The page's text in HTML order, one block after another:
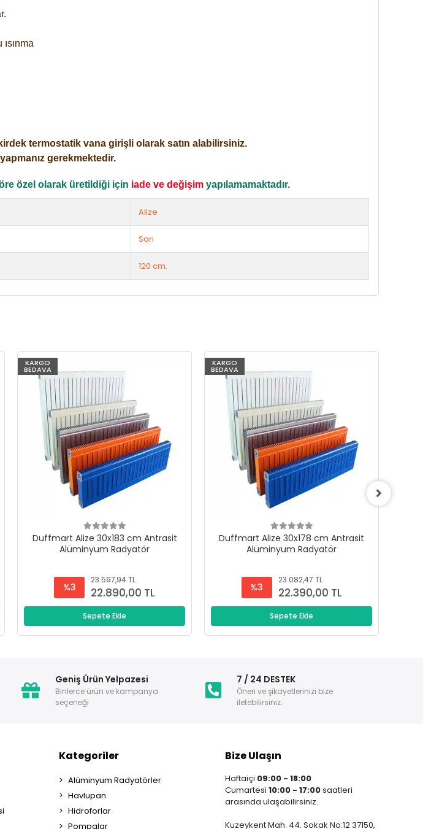
termostatik vana girişli olarak satın alabilirsiniz.
gerekmektedir.
özel olarak üretildiği için iade ve değişim yapılamamaktadır.
Alize
Sarı
120 cm.
KARGO
BEDAVA
Duffmart Alize 30x183 cm Antrasit
Alüminyum Radyatör
%3
23.597,94 TL
22.890,00 TL
Sepete Ekle
KARGO
BEDAVA
Duffmart Alize 30x178 cm Antrasit
Alüminyum Radyatör
%3
23.082,47 TL
22.390,00 TL
Sepete Ekle
Geniş Ürün Yelpazesi
Binlerce ürün ve kampanya
seçeneği
7 / 24 DESTEK
Öneri ve şikayetlerinizi bize
iletebilirsiniz.
Kategoriler
Alüminyum Radyatörler
Havlupan
Hidroforlar
Pompalar
Bize Ulaşın
Haftaiçi 09:00 - 18:00
Cumartesi 10:00 - 17:00saatleri
arasında ulaşabilirsiniz.
Kuzeykent Mah. 44. Sokak No:12 37150,